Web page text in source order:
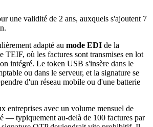
une validité de 2 ans, auxquels s'ajoutent 7
adapté au mode EDI de la
TEIF, où les factures sont transmises en lot
intégré. Le token USB s'insère dans le
ou dans le serveur, et la signature se
d'un réseau mobile ou d'une batterie
entreprises avec un volume mensuel de
— typiquement au-delà de 100 factures par